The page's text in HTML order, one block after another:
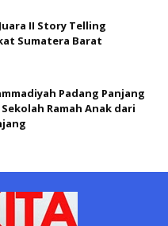
II Story Telling
Sumatera Barat
Padang Panjang
Ramah Anak dari